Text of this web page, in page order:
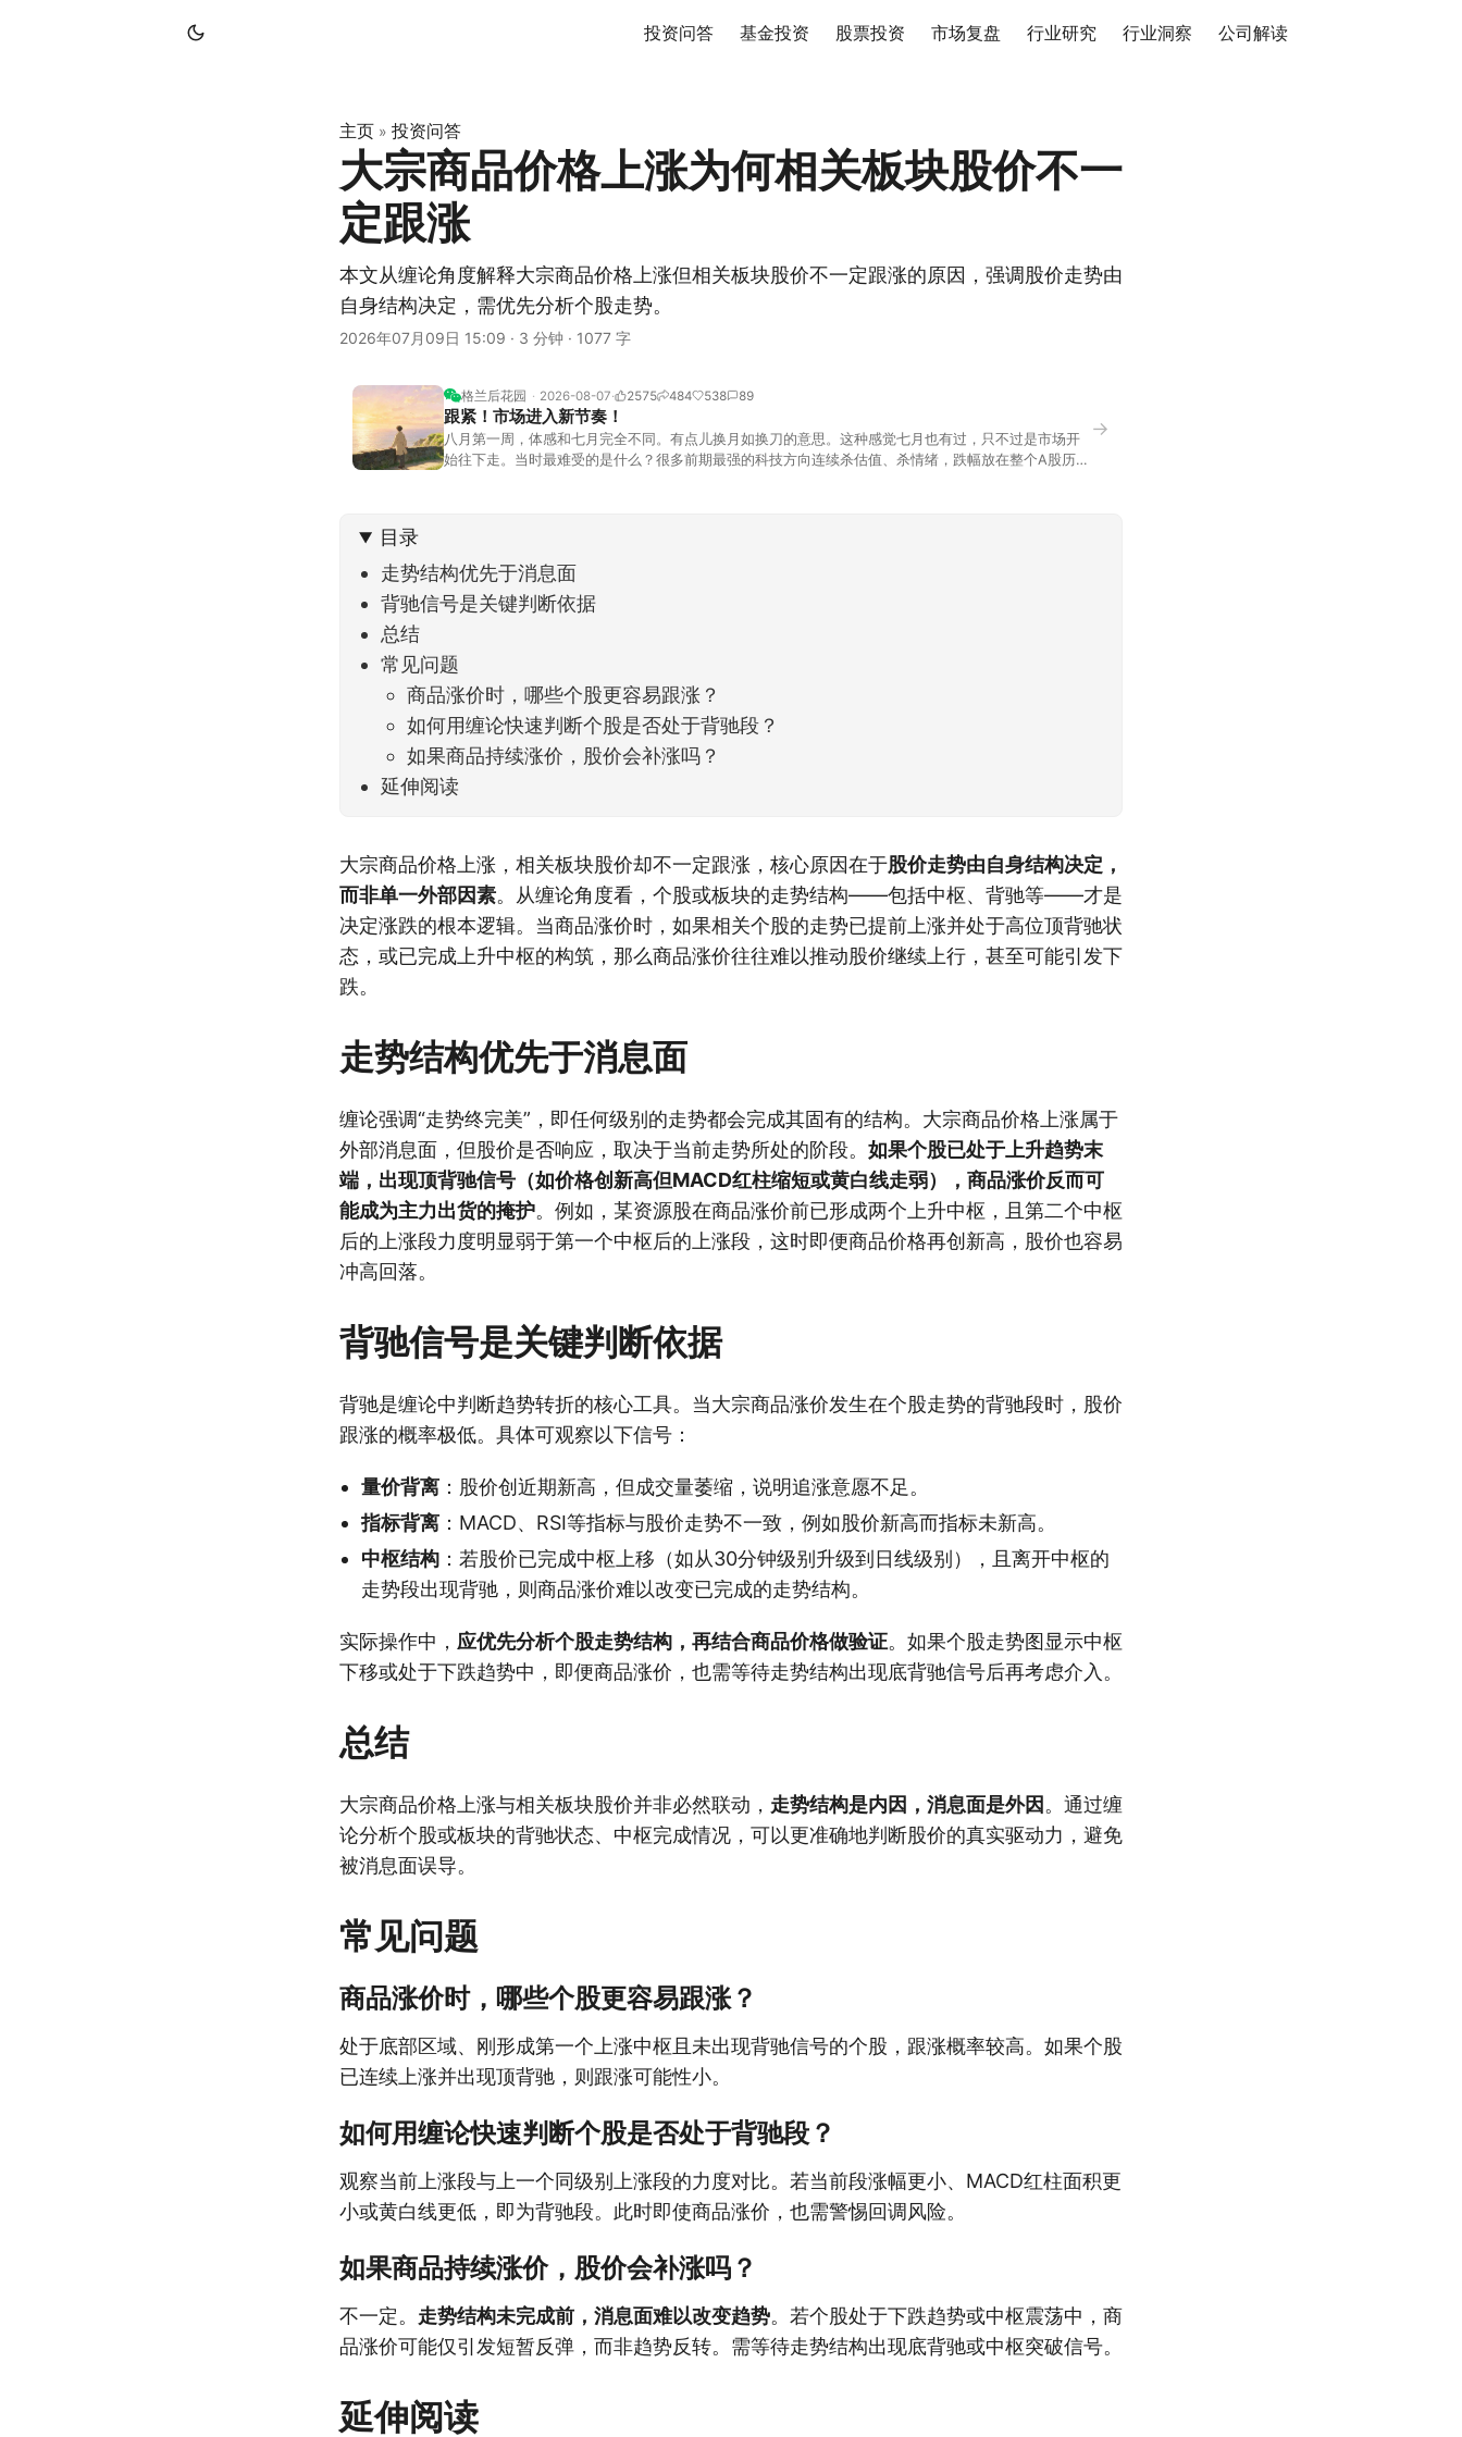
投资问答 基金投资 股票投资 市场复盘 行业研究 行业洞察 公司解读
主页 » 投资问答
大宗商品价格上涨为何相关板块股价不一
定跟涨
本文从缠论角度解释大宗商品价格上涨但相关板块股价不一定跟涨的原因，强调股价走势由
自身结构决定，需优先分析个股走势。
2026年07月09日 15:09 · 3 分钟 · 1077 字
格兰后花园 2026-08-07 2575 484 538 89
跟紧！市场进入新节奏！
八月第一周，体感和七月完全不同。有点儿换月如换刀的意思。这种感觉七月也有过，只不过是市场开
始往下走。当时最难受的是什么？很多前期最强的科技方向连续杀估值、杀情绪，跌幅放在整个A股历史
→
目录
走势结构优先于消息面
背驰信号是关键判断依据
总结
常见问题
商品涨价时，哪些个股更容易跟涨？
如何用缠论快速判断个股是否处于背驰段？
如果商品持续涨价，股价会补涨吗？
延伸阅读
大宗商品价格上涨，相关板块股价却不一定跟涨，核心原因在于股价走势由自身结构决定，
而非单一外部因素。从缠论角度看，个股或板块的走势结构——包括中枢、背驰等——才是
决定涨跌的根本逻辑。当商品涨价时，如果相关个股的走势已提前上涨并处于高位顶背驰状
态，或已完成上升中枢的构筑，那么商品涨价往往难以推动股价继续上行，甚至可能引发下
跌。
走势结构优先于消息面
缠论强调“走势终完美”，即任何级别的走势都会完成其固有的结构。大宗商品价格上涨属于
外部消息面，但股价是否响应，取决于当前走势所处的阶段。 如果个股已处于上升趋势末
端，出现顶背驰信号（如价格创新高但MACD红柱缩短或黄白线走弱），商品涨价反而可
能成为主力出货的掩护。例如，某资源股在商品涨价前已形成两个上升中枢，且第二个中枢
后的上涨段力度明显弱于第一个中枢后的上涨段，这时即便商品价格再创新高，股价也容易
冲高回落。
背驰信号是关键判断依据
背驰是缠论中判断趋势转折的核心工具。当大宗商品涨价发生在个股走势的背驰段时，股价
跟涨的概率极低。具体可观察以下信号：
量价背离 ：股价创近期新高，但成交量萎缩，说明追涨意愿不足。
指标背离 ：MACD、RSI等指标与股价走势不一致，例如股价新高而指标未新高。
中枢结构 ：若股价已完成中枢上移（如从30分钟级别升级到日线级别），且离开中枢的
走势段出现背驰，则商品涨价难以改变已完成的走势结构。
实际操作中， 应优先分析个股走势结构，再结合商品价格做验证。如果个股走势图显示中枢
下移或处于下跌趋势中，即便商品涨价，也需等待走势结构出现底背驰信号后再考虑介入。
总结
大宗商品价格上涨与相关板块股价并非必然联动， 走势结构是内因，消息面是外因。通过缠
论分析个股或板块的背驰状态、中枢完成情况，可以更准确地判断股价的真实驱动力，避免
被消息面误导。
常见问题
商品涨价时，哪些个股更容易跟涨？
处于底部区域、刚形成第一个上涨中枢且未出现背驰信号的个股，跟涨概率较高。如果个股
已连续上涨并出现顶背驰，则跟涨可能性小。
如何用缠论快速判断个股是否处于背驰段？
观察当前上涨段与上一个同级别上涨段的力度对比。若当前段涨幅更小、MACD红柱面积更
小或黄白线更低，即为背驰段。此时即使商品涨价，也需警惕回调风险。
如果商品持续涨价，股价会补涨吗？
不一定。 走势结构未完成前，消息面难以改变趋势。若个股处于下跌趋势或中枢震荡中，商
品涨价可能仅引发短暂反弹，而非趋势反转。需等待走势结构出现底背驰或中枢突破信号。
延伸阅读